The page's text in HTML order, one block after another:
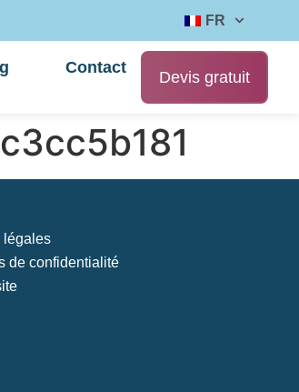
FR
Contact
Devis gratuit
légales
de confidentialité